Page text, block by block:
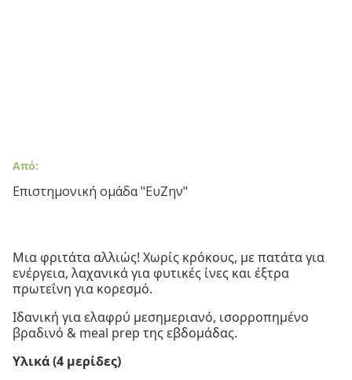
Από:
Επιστημονική ομάδα "ΕυΖην"
Μια φριτάτα αλλιώς! Χωρίς κρόκους, με πατάτα για
ενέργεια, λαχανικά για φυτικές ίνες και έξτρα
πρωτεΐνη για κορεσμό.
Ιδανική για ελαφρύ μεσημεριανό, ισορροπημένο
βραδινό & meal prep της εβδομάδας.
Υλικά (4 μερίδες)